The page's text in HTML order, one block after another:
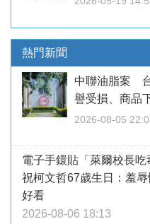
熱門新聞
中聯油脂案
譽受損、商品
2026-08-05
電子手鐶貼「萊爾校長
祝柯文哲67歲生日：羞
好看
2026-08-06 18:13